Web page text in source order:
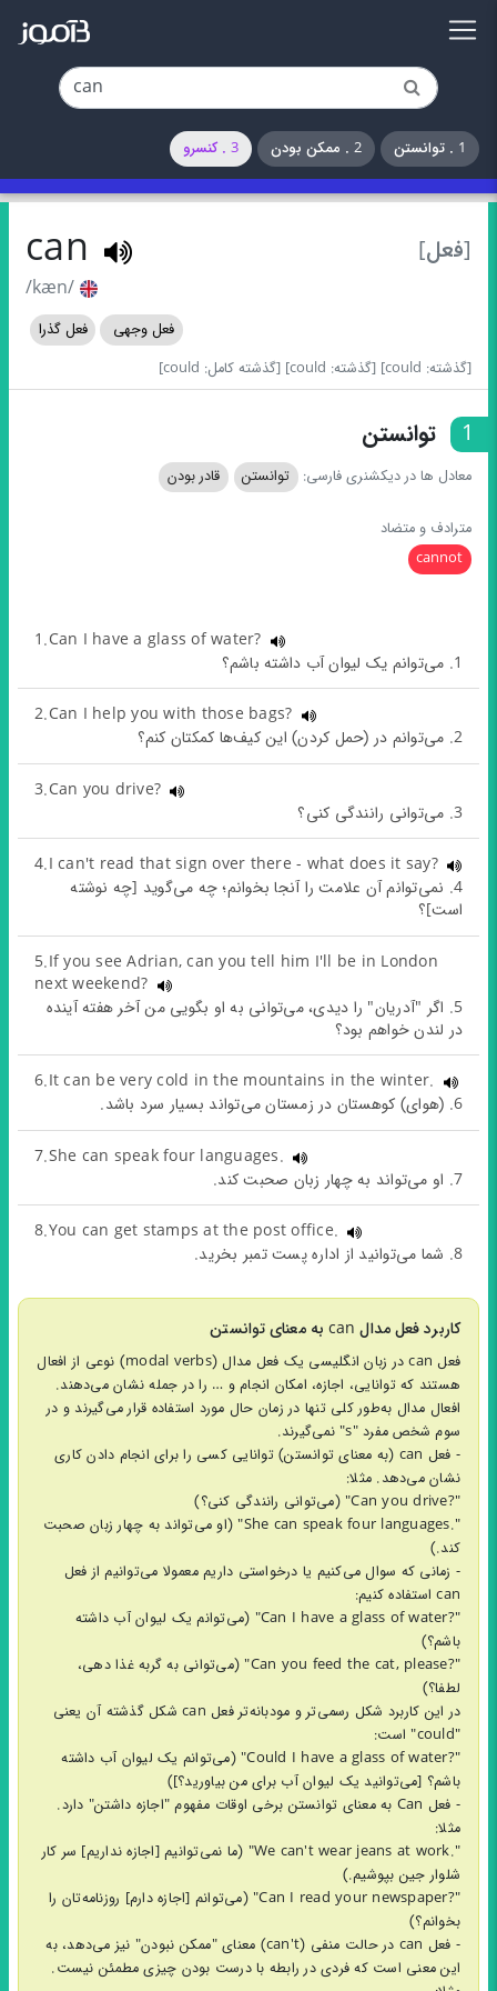
1 . توانستن 2 . ممکن بودن 3 . کنسرو
[فعل] can
/kæn/
فعل وجهی
فعل گذرا
[گذشته: could]
[گذشته: could] [گذشته کامل: could]
1 توانستن
معادل ها در دیکشنری فارسی: توانستن قادر بودن
مترادف و متضاد
cannot
1.Can I have a glass of water?
1. می‌توانم یک لیوان آب داشته باشم؟
2.Can I help you with those bags?
2. می‌توانم در (حمل کردن) این کیف‌ها کمکتان کنم؟
3.Can you drive?
3. می‌توانی رانندگی کنی؟
4.I can't read that sign over there - what does it say?
4. نمی‌توانم آن علامت را آنجا بخوانم؛ چه می‌گوید [چه نوشته
است]؟
5.If you see Adrian, can you tell him I'll be in London
next weekend?
5. اگر "آدریان" را دیدی، می‌توانی به او بگویی من آخر هفته آینده
در لندن خواهم بود؟
6.It can be very cold in the mountains in the winter.
6. (هوای) کوهستان در زمستان می‌تواند بسیار سرد باشد.
7.She can speak four languages.
7. او می‌تواند به چهار زبان صحبت کند.
8.You can get stamps at the post office.
8. شما می‌توانید از اداره پست تمبر بخرید.
کاربرد فعل مدال can به معنای توانستن
فعل can در زبان انگلیسی یک فعل مدال (modal verbs) نوعی از افعال
هستند که توانایی، اجازه، امکان انجام و … را در جمله نشان می‌دهند.
افعال مدال به‌طور کلی تنها در زمان حال مورد استفاده قرار می‌گیرند و در
سوم شخص مفرد "s" نمی‌گیرند.
- فعل can (به معنای توانستن) توانایی کسی را برای انجام دادن کاری
نشان می‌دهد. مثلا:
"?Can you drive" (می‌توانی رانندگی کنی؟)
".She can speak four languages" (او می‌تواند به چهار زبان صحبت
کند.)
- زمانی که سوال می‌کنیم یا درخواستی داریم معمولا می‌توانیم از فعل
can استفاده کنیم:
"?Can I have a glass of water" (می‌توانم یک لیوان آب داشته
باشم؟)
"?Can you feed the cat, please" (می‌توانی به گربه غذا دهی،
لطفا؟)
در این کاربرد شکل رسمی‌تر و مودبانه‌تر فعل can شکل گذشته آن یعنی
"could" است:
"?Could I have a glass of water" (می‌توانم یک لیوان آب داشته
باشم؟ [می‌توانید یک لیوان آب برای من بیاورید؟])
- فعل Can به معنای توانستن برخی اوقات مفهوم "اجازه داشتن" دارد.
مثلا:
".We can't wear jeans at work" (ما نمی‌توانیم [اجازه نداریم] سر کار
شلوار جین بپوشیم.)
"?Can I read your newspaper" (می‌توانم [اجازه دارم] روزنامه‌تان را
بخوانم؟)
- فعل can در حالت منفی (can't) معنای "ممکن نبودن" نیز می‌دهد، به
این معنی است که فردی در رابطه با درست بودن چیزی مطمئن نیست.